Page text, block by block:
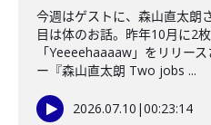
今週はゲストに、森山直太朗
目は体のお話。昨年10月に2
「Yeeeehaaaaw」をリリー
ー『森山直太朗 Two jobs ...
2026.07.10 |00:23:14